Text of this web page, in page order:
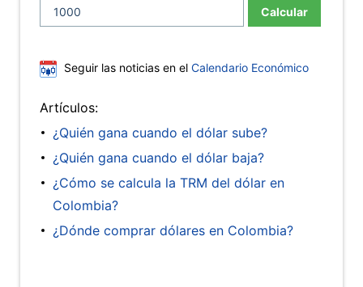
Calcular
Seguir las noticias en el Calendario Económico
Artículos:
¿Quién gana cuando el dólar sube?
¿Quién gana cuando el dólar baja?
¿Cómo se calcula la TRM del dólar en
Colombia?
¿Dónde comprar dólares en Colombia?